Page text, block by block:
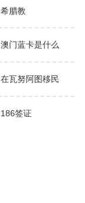
希腊教
澳门蓝卡是什么
在瓦努阿图移民
186签证